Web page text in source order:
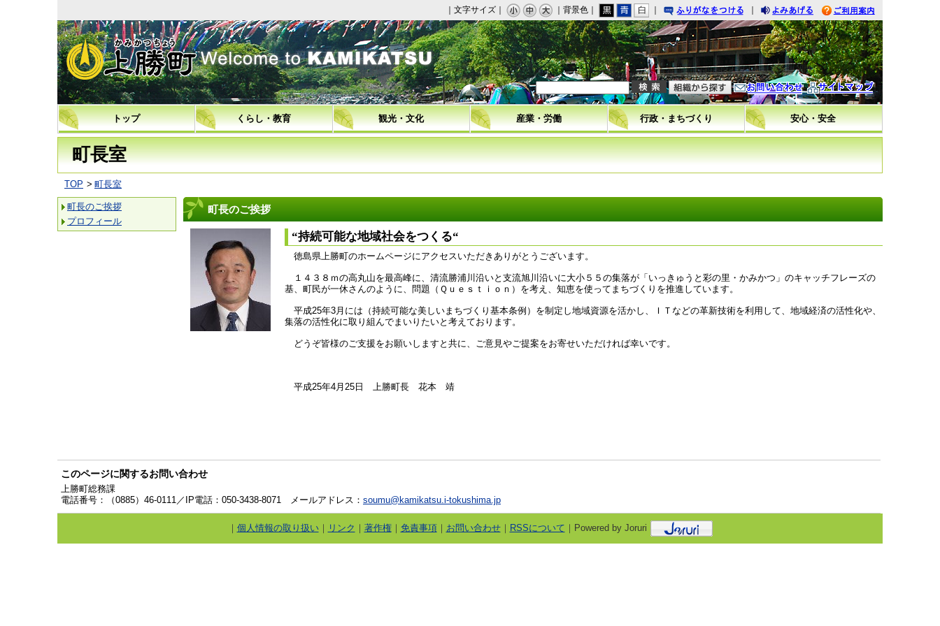
｜文字サイズ｜ ｜背景色｜
｜
りがなをつける
｜
みあげる
利用案内
上勝町 問い合わせ イトマップ
トップ くらし・教育 観光・文化 産業・労働 行政・まちづくり 安心・安全
町長室
TOP 町長室
町長のご挨拶
“持続可能な地域社会をつくる“
徳島県上勝町のホームページにアクセスいただきありがとうございます。
１４３８ｍの高丸山を最高峰に、清流勝浦川沿いと支流旭川沿いに大小５５の集落が「いっきゅうと彩の里・かみかつ」のキャッチフレーズの
基、町民が一休さんのように、問題（Ｑｕｅｓｔｉｏｎ）を考え、知恵を使ってまちづくりを推進しています。
平成25年3月には（持続可能な美しいまちづくり基本条例）を制定し地域資源を活かし、ＩＴなどの革新技術を利用して、地域経済の活性化や、
集落の活性化に取り組んでまいりたいと考えております。
どうぞ皆様のご支援をお願いしますと共に、ご意見やご提案をお寄せいただければ幸いです。
平成25年4月 25日 上勝町長 花本 靖
町長のご挨拶
プロフィール
このページに関するお問い合わせ
上勝町総務課
電話番号：（0885）46-0111／IP電話：050-3438-8071 メールアドレス： soumu@kamikatsu.i-tokushima.jp
｜ 個人情報の取り扱い｜ リンク ｜ 著作権｜ 免責事項｜ お問い合わせ｜ RSSについて ｜Powered by Joruri